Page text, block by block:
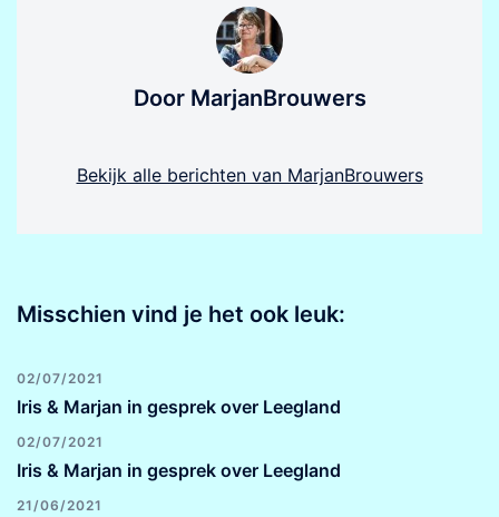
Door MarjanBrouwers
Bekijk alle berichten van MarjanBrouwers
Misschien vind je het ook leuk:
02/07/2021
Iris & Marjan in gesprek over Leegland
02/07/2021
Iris & Marjan in gesprek over Leegland
21/06/2021